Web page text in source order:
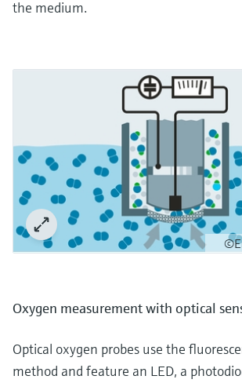
the medium.
Oxygen measurement with optical
Optical oxygen probes use the
method and feature an LED, a